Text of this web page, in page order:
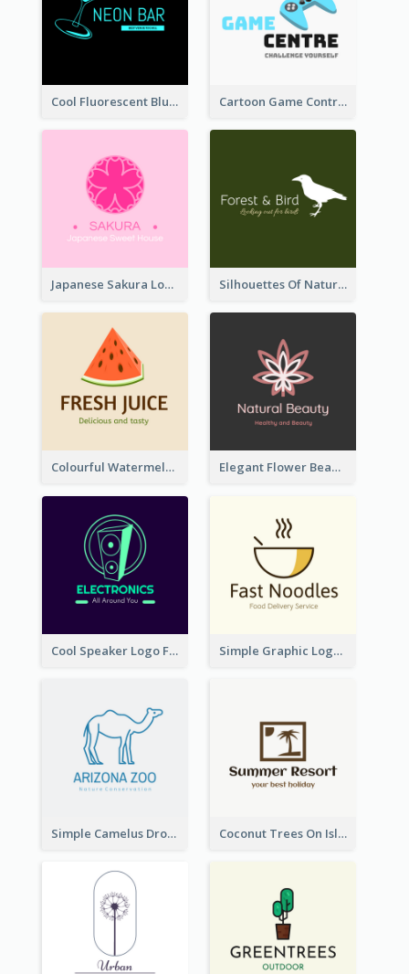
Cool Fluorescent Blue Bar Logo Cartoon Game Controller Logo
Japanese Sakura Logo In Round Shape Silhouettes Of Natural Elements Logo
Colourful Watermelon Logo Elegant Flower Beauty Logo
Cool Speaker Logo For Electronic Components Store Simple Graphic Logo Of Noodles
Simple Camelus Dromedary Logo Coconut Trees On Island Logo For Holiday Travelling